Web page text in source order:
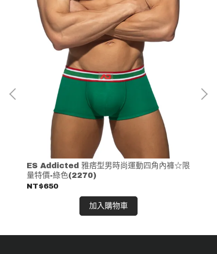
ES Addicted 雅痞型男時尚運動四角內褲☆限
量特價-綠色(2270)
NT$650
加入購物車